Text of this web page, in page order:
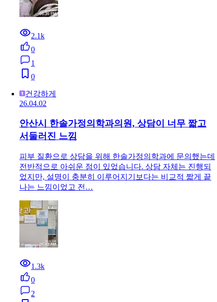
2.1k
0
1
0
건강하게
26.04.02
안산시 한솔가정의학과의원, 상담이 너무 짧고
서둘러진 느낌
피부 질환으로 상담을 위해 한솔가정의학과에 문의했는데
전반적으로 아쉬운 점이 있었습니다. 상담 자체는 진행되
었지만, 설명이 충분히 이루어지기보다는 비교적 짧게 끝
나는 느낌이었고 전…
1.3k
0
2